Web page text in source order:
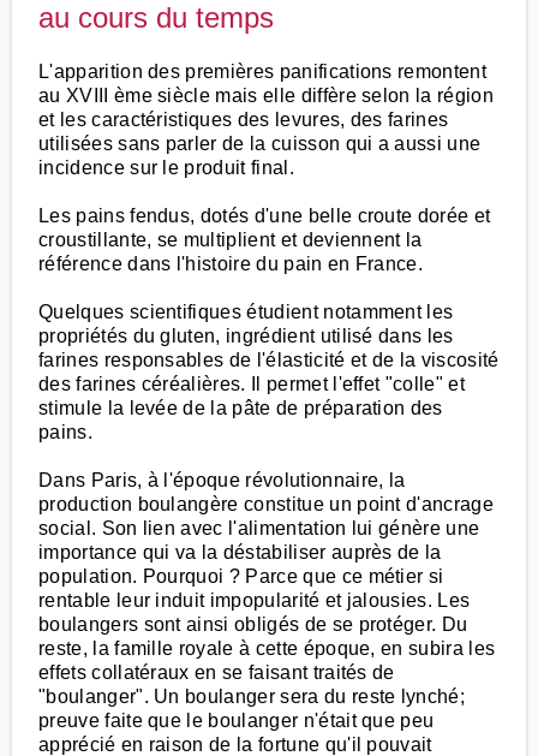
au cours du temps
L'apparition des premières panifications remontent
au XVIII ème siècle mais elle diffère selon la région
et les caractéristiques des levures, des farines
utilisées sans parler de la cuisson qui a aussi une
incidence sur le produit final.
Les pains fendus, dotés d'une belle croute dorée et
croustillante, se multiplient et deviennent la
référence dans l'histoire du pain en France.
Quelques scientifiques étudient notamment les
propriétés du gluten, ingrédient utilisé dans les
farines responsables de l'élasticité et de la viscosité
des farines céréalières. Il permet l'effet "colle" et
stimule la levée de la pâte de préparation des
pains.
Dans Paris, à l'époque révolutionnaire, la
production boulangère constitue un point d'ancrage
social. Son lien avec l'alimentation lui génère une
importance qui va la déstabiliser auprès de la
population. Pourquoi ? Parce que ce métier si
rentable leur induit impopularité et jalousies. Les
boulangers sont ainsi obligés de se protéger. Du
reste, la famille royale à cette époque, en subira les
effets collatéraux en se faisant traités de
"boulanger". Un boulanger sera du reste lynché;
preuve faite que le boulanger n'était que peu
apprécié en raison de la fortune qu'il pouvait